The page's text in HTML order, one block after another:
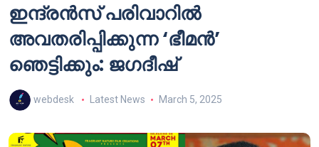
ഇന്ദ്രൻസ് പരിവാറിൽ
അവതരിപ്പിക്കുന്ന ‘ഭീമൻ’
ഞെട്ടിക്കും: ജഗദീഷ്
webdesk Latest News March 5, 2025